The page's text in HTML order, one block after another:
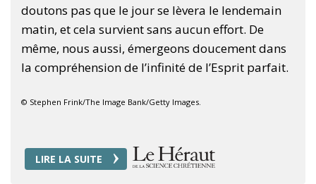
doutons pas que le jour se lèvera le lendemain
matin, et cela survient sans aucun effort. De
même, nous aussi, émergeons doucement dans
la compréhension de l’infinité de l’Esprit parfait.
© Stephen Frink/The Image Bank/Getty Images.
LIRE LA SUITE